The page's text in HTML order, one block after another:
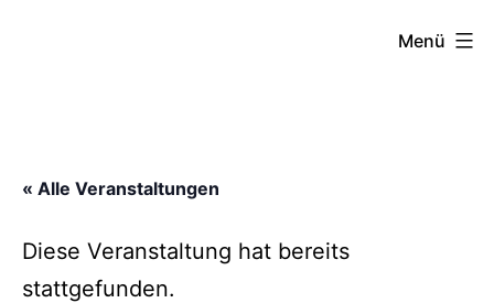
Menü
« Alle Veranstaltungen
Diese Veranstaltung hat bereits
stattgefunden.